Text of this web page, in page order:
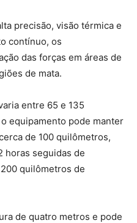
precisão, visão térmica e
contínuo, os
das forças em áreas de
de mata.
entre 65 e 135
equipamento pode manter
de 100 quilômetros,
horas seguidas de
quilômetros de
de quatro metros e pode